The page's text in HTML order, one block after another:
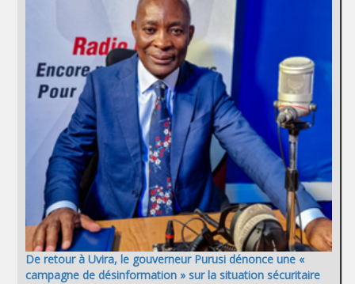
De retour à Uvira, le gouverneur Purusi dénonce une «
campagne de désinformation » sur la situation sécuritaire